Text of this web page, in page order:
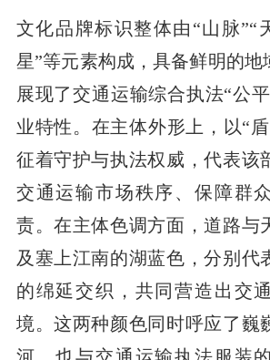
文化品牌标识整体由“山脉”“
星”等元素构成，具备鲜明的地
展现了交通运输综合执法“公
业特性。在主体外形上，以“
征着守护与执法权威，代表该
交通运输市场秩序、保障群
责。在主体色调方面，道路与
及塞上江南的湖蓝色，分别代
的绵延交织，共同营造出交
境。这两种颜色同时呼应了巍
河，也与交通运输执法服装